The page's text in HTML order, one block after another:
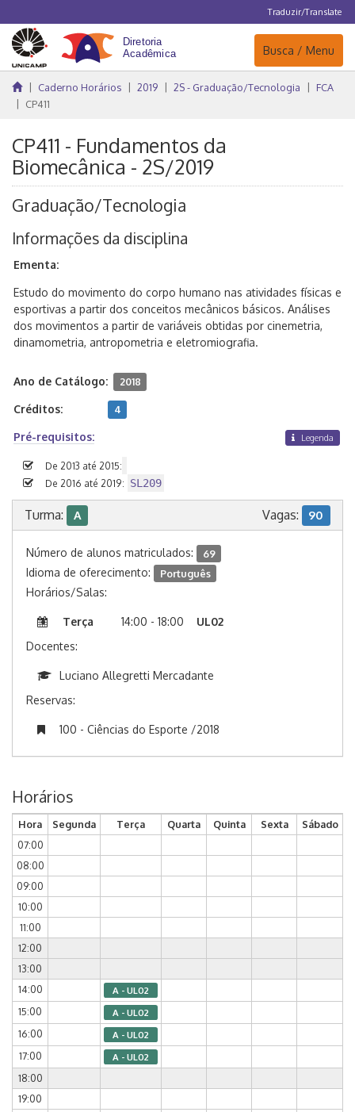
Traduzir/Translate
Navegação
Busca / Menu
Caderno Horários 2019 2S - Graduação/Tecnologia
FCA
CP411
CP411 - Fundamentos da
Biomecânica - 2S/2019
Graduação/Tecnologia
Informações da disciplina
Ementa:
Estudo do movimento do corpo humano nas atividades físicas e
esportivas a partir dos conceitos mecânicos básicos. Análises
dos movimentos a partir de variáveis obtidas por cinemetria,
dinamometria, antropometria e eletromiografia.
Ano de Catálogo: 2018
Créditos: 4
Pré-requisitos: Legenda
De 2013 até 2015:
De 2016 até 2019: SL209
Turma: A Vagas: 90
Número de alunos matriculados: 69
Idioma de oferecimento: Português
Horários/Salas:
Terça 14:00 - 18:00
UL02
Docentes:
Luciano Allegretti Mercadante
Reservas:
100 - Ciências do Esporte /2018
Horários
Hora Segunda Terça Quarta Quinta Sexta
Sábado
07:00
08:00
09:00
10:00
11:00
12:00
13:00
14:00
A - UL02
15:00 A - UL02
16:00 A - UL02
17:00 A - UL02
18:00
19:00